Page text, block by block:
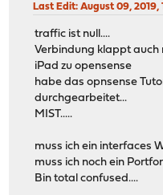
Last Edit: August 09, 2019,
traffic ist null....
Verbindung klappt auch
iPad zu opensense
habe das opnsense
durchgearbeitet...
MIST.....
muss ich ein interfaces
muss ich noch ein
Bin total confused....